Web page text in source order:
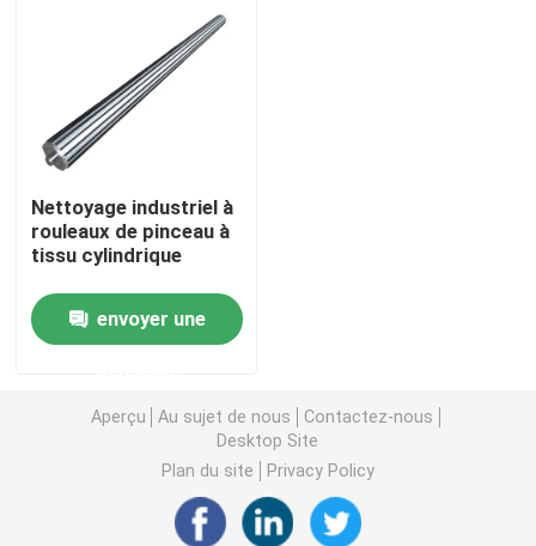
Visite d'usine
Contrôle de la qualité
Contact
Demande de soumission
Brosses cylindriques industrielles
Brosses à rouleaux industriels
Nettoyage industriel à
rouleaux de pinceau à
tissu cylindrique
envoyer une
Aperçu Au sujet de nous
Contactez-nous
Desktop Site
Plan du site
Privacy Policy